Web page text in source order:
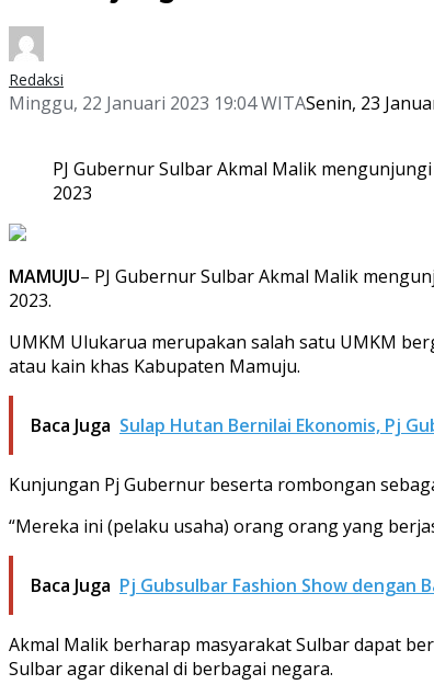
Redaksi
Minggu, 22 Januari 2023 19:04 WITASenin, 23
PJ Gubernur Sulbar Akmal Malik
2023
MAMUJU– PJ Gubernur Sulbar Akmal Malik
2023.
UMKM Ulukarua merupakan salah satu UMKM
atau kain khas Kabupaten Mamuju.
Baca Juga Sulap Hutan Bernilai Ekonomis, Pj
Kunjungan Pj Gubernur beserta rombongan
“Mereka ini (pelaku usaha) orang orang yang
Baca Juga Pj Gubsulbar Fashion Show dengan
Akmal Malik berharap masyarakat Sulbar dapat
Sulbar agar dikenal di berbagai negara.